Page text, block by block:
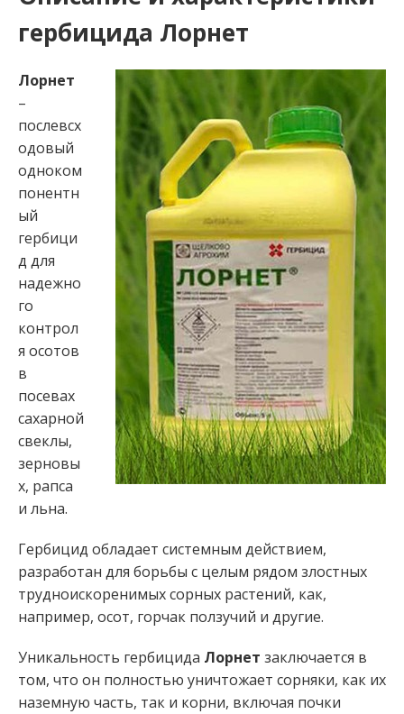
гербицида Лорнет
Лорнет
–
послевсх
одовый
одноком
понентн
ый
гербици
д для
надежно
го
контрол
я осотов
в
посевах
сахарной
свеклы,
зерновы
х, рапса
и льна.
Гербицид обладает системным действием,
разработан для борьбы с целым рядом злостных
трудноискоренимых сорных растений, как,
например, осот, горчак ползучий и другие.
Уникальность гербицида Лорнет заключается в
том, что он полностью уничтожает сорняки, как их
наземную часть, так и корни, включая почки